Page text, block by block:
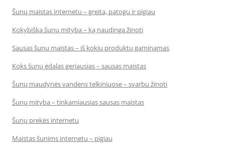
Šunų maistas internetu – greita, patogu ir pigiau
Kokybiška šunų mityba – ką naudinga žinoti
Sausas šunų maistas – iš kokių produktų gaminamas
Koks šunų ėdalas geriausias – sausas maistas
Šunų maudynės vandens telkiniuose – svarbu žinoti
Šunų mityba – tinkamiausias sausas maistas
Šunų prekės internetu
Maistas šunims internetu – pigiau